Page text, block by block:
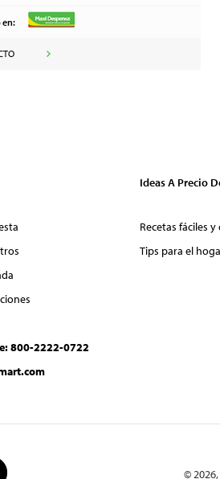
en:
800-2222-0722
Ideas A Precio
Recetas fáciles
Tips para el
©